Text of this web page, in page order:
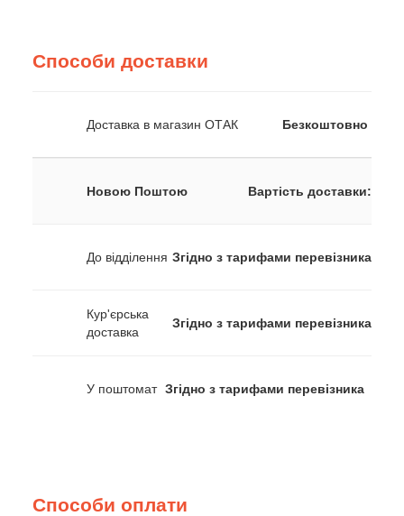
Способи доставки
Доставка в магазин ОТАК Безкоштовно
Новою Поштою Вартість доставки:
До відділення Згідно з тарифами перевізника
Кур'єрська
доставка
Згідно з тарифами перевізника
У поштомат Згідно з тарифами перевізника
Способи оплати